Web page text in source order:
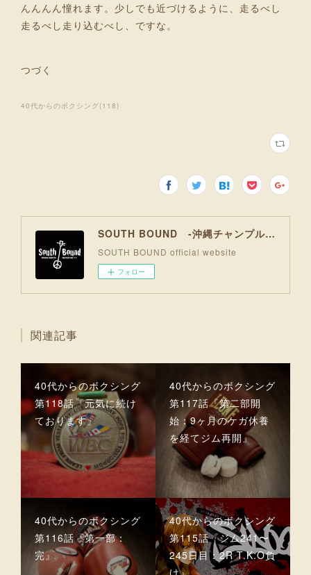
んんんん憧れます。少しでも近づけるように、走るべし
走るべし走り込むべし、ですな。
つづく
40代からのボクシング(118)
SOUTH BOUND -沖縄チャンプルお囃子コア-
SOUTH BOUND official website
フォロー
関連記事
40代からのボクシング
第118話『元気に続け
ております』
40代からのボクシング
第117話『第二部開
始：9ヶ月のケガ休養
を経てジム再開』
40代からのボクシング
第116話『第一部：
完』
40代からのボクシング
第115話『ジム241〜
245日目：2R T.K.O負